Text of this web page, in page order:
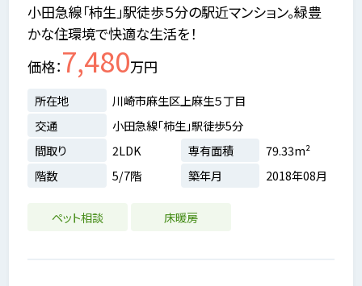
小田急線「柿生」駅徒歩５分の駅近マンション。緑豊
かな住環境で快適な生活を！
価格 7,480万円
所在地
川崎市麻生区上麻生５丁目
交通
小田急線「柿生」駅徒歩5分
間取り
2LDK 専有面積
79.33m²
階数
5/7階 築年月 2018年08月
ペット相談 床暖房